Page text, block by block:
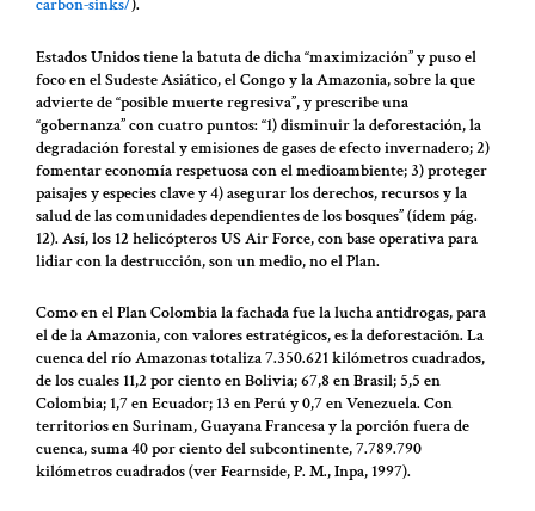
carbon-sinks/).
Estados Unidos tiene la batuta de dicha “maximización” y puso el
foco en el Sudeste Asiático, el Congo y la Amazonia, sobre la que
advierte de “posible muerte regresiva”, y prescribe una
“gobernanza” con cuatro puntos: “1) disminuir la deforestación, la
degradación forestal y emisiones de gases de efecto invernadero; 2)
fomentar economía respetuosa con el medioambiente; 3) proteger
paisajes y especies clave y 4) asegurar los derechos, recursos y la
salud de las comunidades dependientes de los bosques” (ídem pág.
12). Así, los 12 helicópteros US Air Force, con base operativa para
lidiar con la destrucción, son un medio, no el Plan.
Como en el Plan Colombia la fachada fue la lucha antidrogas, para
el de la Amazonia, con valores estratégicos, es la deforestación. La
cuenca del río Amazonas totaliza 7.350.621 kilómetros cuadrados,
de los cuales 11,2 por ciento en Bolivia; 67,8 en Brasil; 5,5 en
Colombia; 1,7 en Ecuador; 13 en Perú y 0,7 en Venezuela. Con
territorios en Surinam, Guayana Francesa y la porción fuera de
cuenca, suma 40 por ciento del subcontinente, 7.789.790
kilómetros cuadrados (ver Fearnside, P. M., Inpa, 1997).